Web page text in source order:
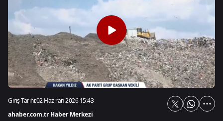
Giriş Tarihi:02 Haziran 2026 15:43
ahaber.com.tr Haber Merkezi